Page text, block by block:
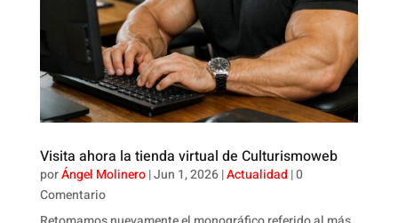
Visita ahora la tienda virtual de Culturismoweb
porÁngel Molinero|Jun 1, 2026|Actualidad | 0
Comentario